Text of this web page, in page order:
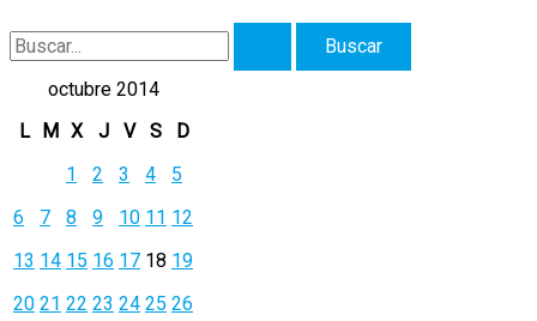
B
r
p
o
octubre 2014
L
M X J V S
D
1
2 3 4
5
6
7 8 9 10 11 12
13 14 15 16 17 18 19
20 21 22 23 24 25 26